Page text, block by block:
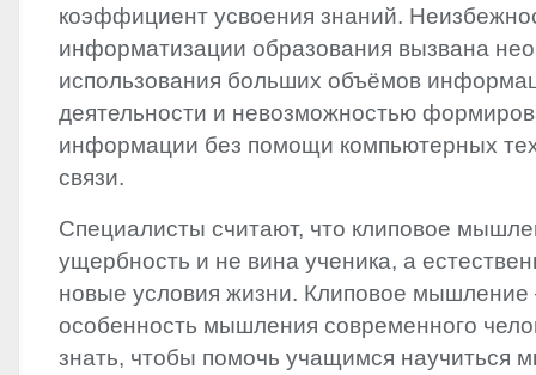
коэффициент усвоения знаний.
информатизации образования вызвана
использования больших объёмов
деятельности и невозможностью
информации без помощи компьютерных
связи.
Специалисты считают, что клиповое
ущербность и не вина ученика, а
новые условия жизни. Клиповое
особенность мышления современного
знать, чтобы помочь учащимся научиться